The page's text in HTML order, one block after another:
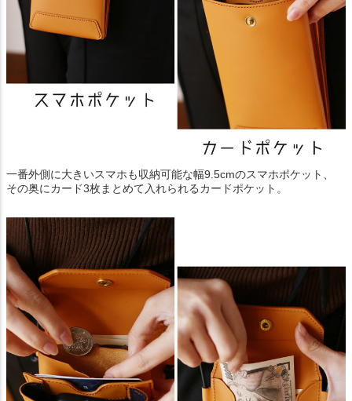
一番外側に大きいスマホも収納可能な幅9.5cmのスマホポケット、
その奥にカード3枚まとめて入れられるカードポケット。